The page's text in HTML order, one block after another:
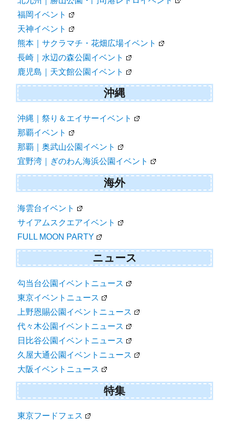
福岡イベント
天神イベント
熊本｜サクラマチ・花畑広場イベント
長崎｜水辺の森公園イベント
鹿児島｜天文館公園イベント
沖縄
沖縄｜祭り＆エイサーイベント
那覇イベント
那覇｜奥武山公園イベント
宜野湾｜ぎのわん海浜公園イベント
海外
海雲台イベント
サイアムスクエアイベント
FULL MOON PARTY
ニュース
勾当台公園イベントニュース
東京イベントニュース
上野恩賜公園イベントニュース
代々木公園イベントニュース
日比谷公園イベントニュース
久屋大通公園イベントニュース
大阪イベントニュース
特集
東京フードフェス